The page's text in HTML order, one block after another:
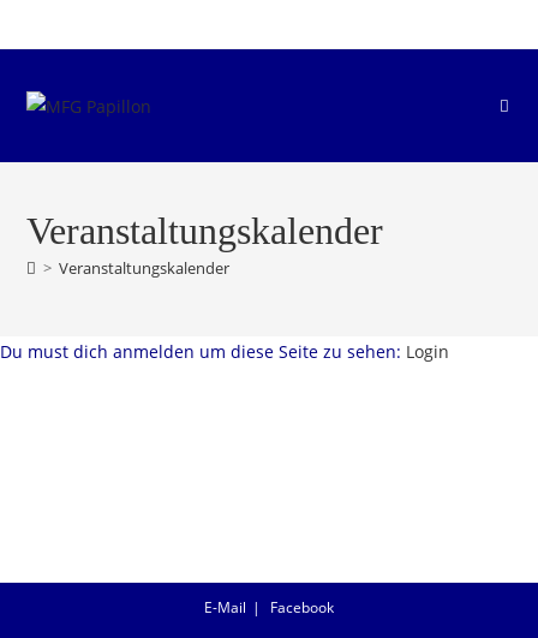
Inhalt
Veranstaltungskalender
> Veranstaltungskalender
Du must dich anmelden um diese Seite zu sehen: Login
E-Mail Facebook